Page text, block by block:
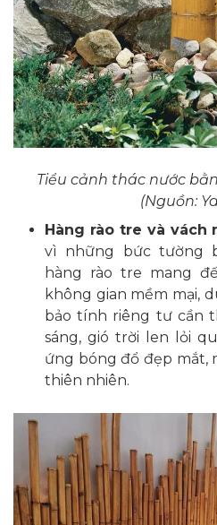
Tiểu cảnh thác nước
(Nguồn:
Hàng rào tre và vách
vì những bức tường
hàng rào tre mang
không gian mềm mại,
bảo tính riêng tư cần
sáng, gió trời len lỏi
ứng bóng đổ đẹp mắt,
thiên nhiên.